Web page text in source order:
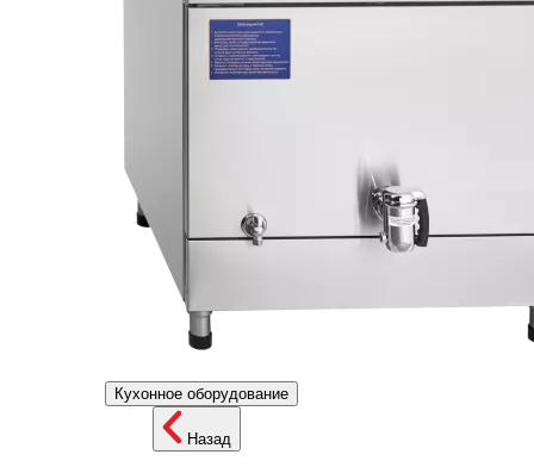
Кухонное оборудование
Назад